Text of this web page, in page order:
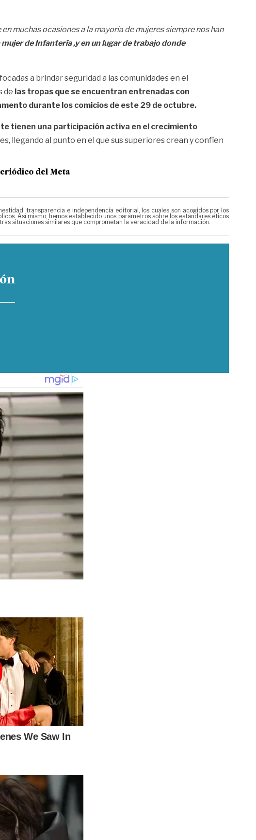
muchas ocasiones a la mayoría de mujeres siempre nos han
de Infantería ,y en un lugar de trabajo donde
a brindar seguridad a las comunidades en el
de las tropas que se encuentran entrenadas con
durante los comicios de este 29 de octubre.
tienen una participación activa en el crecimiento
llegando al punto en el que sus superiores crean y confíen
del Meta
transparencia e independencia editorial, los cuales son acogidos por los
Así mismo, hemos establecido unos parámetros sobre los estándares éticos
situaciones similares que comprometan la veracidad de la información.